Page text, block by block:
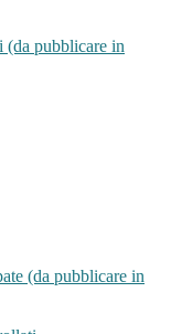
pubblicare in
(da pubblicare in